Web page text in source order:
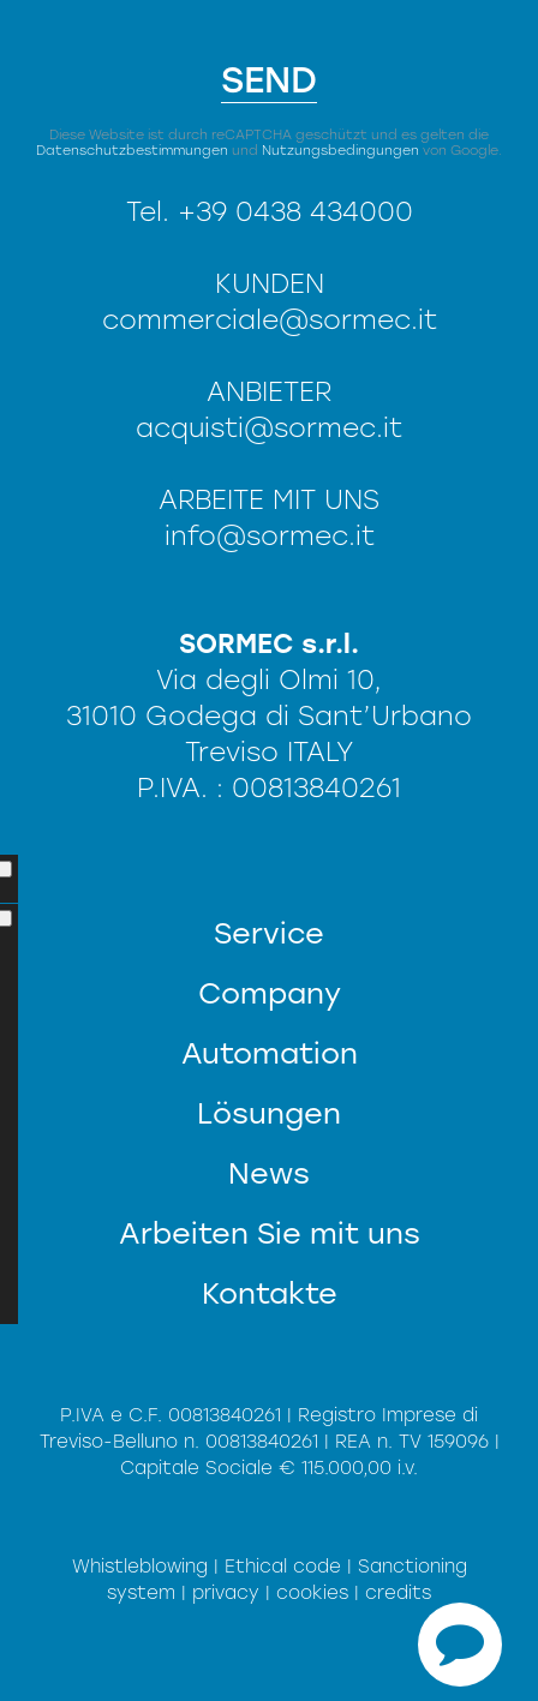
SEND
Diese Website ist durch reCAPTCHA geschützt und es gelten die
Datenschutzbestimmungen und Nutzungsbedingungen von Google.
Tel. +39 0438 434000
KUNDEN
commerciale@sormec.it
ANBIETER
acquisti@sormec.it
ARBEITE MIT UNS
info@sormec.it
SORMEC s.r.l.
Via degli Olmi 10,
31010 Godega di Sant’Urbano
Treviso ITALY
P.IVA. : 00813840261
Service
Company
Automation
Lösungen
News
Arbeiten Sie mit uns
Kontakte
P.IVA e C.F. 00813840261 | Registro Imprese di
Treviso-Belluno n. 00813840261 | REA n. TV 159096 |
Capitale Sociale € 115.000,00 i.v.
Whistleblowing | Ethical code | Sanctioning
system | privacy | cookies | credits
KUNDENDIENST
SEND